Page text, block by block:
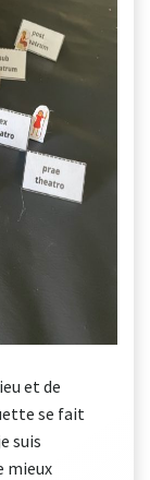
et de
se fait
suis
mieux